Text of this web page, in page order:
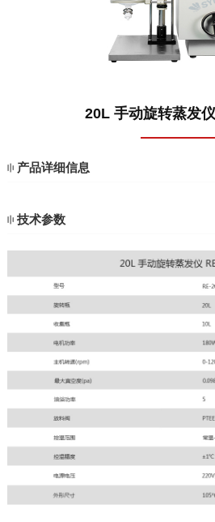
20L 手动旋转蒸发
产品详细信息
技术参数